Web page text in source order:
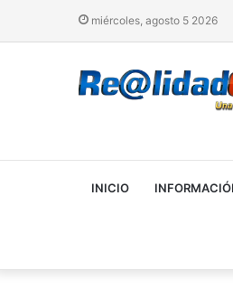
miércoles, agosto 5 2026
INICIO